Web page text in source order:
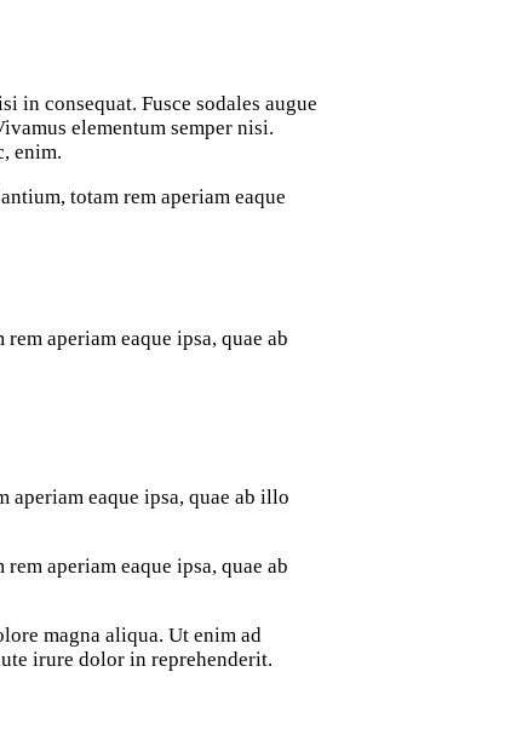
in consequat. Fusce sodales augue
elementum semper nisi.
enim.
totam rem aperiam eaque
aperiam eaque ipsa, quae ab
eaque ipsa, quae ab illo
aperiam eaque ipsa, quae ab
magna aliqua. Ut enim ad
irure dolor in reprehenderit.